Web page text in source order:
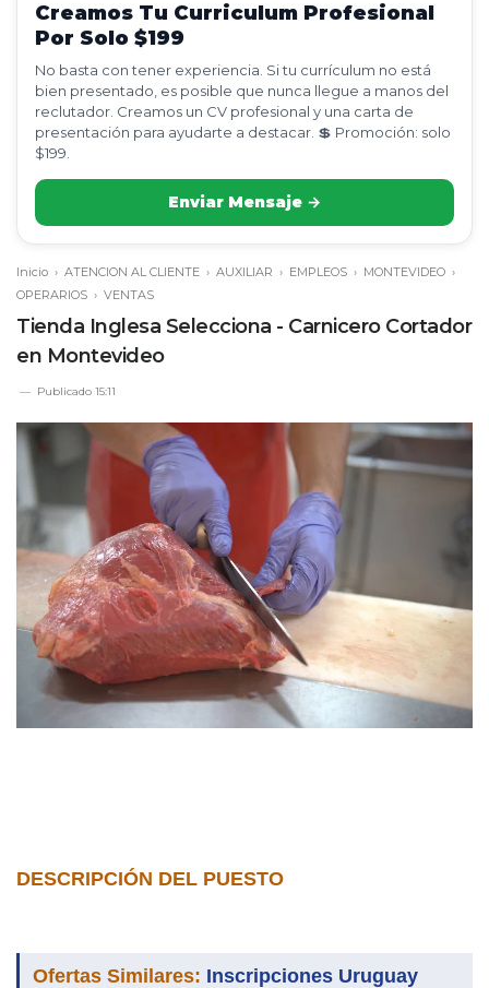
Creamos Tu Curriculum Profesional
Por Solo $199
No basta con tener experiencia. Si tu currículum no está
bien presentado, es posible que nunca llegue a manos del
reclutador. Creamos un CV profesional y una carta de
presentación para ayudarte a destacar. 💲 Promoción: solo
$199.
Enviar Mensaje →
Inicio › ATENCION AL CLIENTE › AUXILIAR › EMPLEOS › MONTEVIDEO ›
OPERARIOS › VENTAS
Tienda Inglesa Selecciona - Carnicero Cortador
en Montevideo
Publicado 15:11
DESCRIPCIÓN DEL PUESTO
Ofertas Similares: Inscripciones Uruguay